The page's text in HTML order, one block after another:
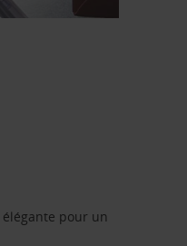
pour un